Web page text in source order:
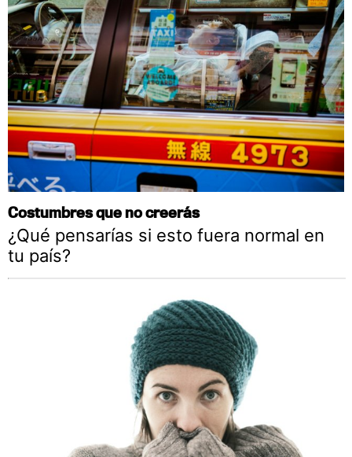
Costumbres que no creerás
¿Qué pensarías si esto fuera normal en
tu país?